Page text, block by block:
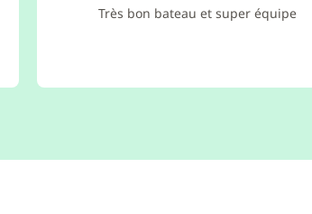
Très bon bateau et super équipe